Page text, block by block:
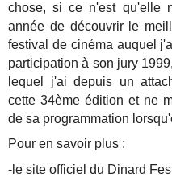
chose, si ce n'est qu'elle
année de découvrir le
festival de cinéma auquel
participation à son jury
lequel j'ai depuis un
cette 34ème édition et ne
de sa programmation
Pour en savoir plus :
-lesite officiel du Dinard